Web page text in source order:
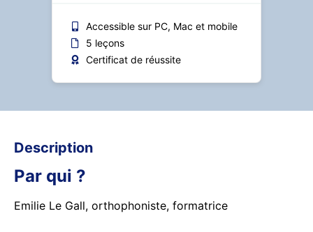
Accessible sur PC, Mac et mobile
5 leçons
Certificat de réussite
Description
Par qui ?
Emilie Le Gall, orthophoniste, formatrice